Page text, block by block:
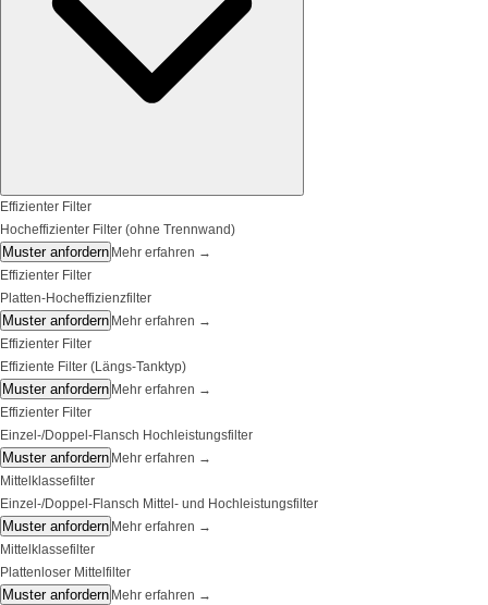
Effizienter Filter
Hocheffizienter Filter (ohne Trennwand)
Muster anfordern Mehr erfahren →
Effizienter Filter
Platten-Hocheffizienzfilter
Muster anfordern Mehr erfahren →
Effizienter Filter
Effiziente Filter (Längs-Tanktyp)
Muster anfordern Mehr erfahren →
Effizienter Filter
Einzel-/Doppel-Flansch Hochleistungsfilter
Muster anfordern Mehr erfahren →
Mittelklassefilter
Einzel-/Doppel-Flansch Mittel- und Hochleistungsfilter
Muster anfordern Mehr erfahren →
Mittelklassefilter
Plattenloser Mittelfilter
Muster anfordern Mehr erfahren →